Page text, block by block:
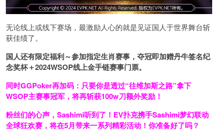
无论线上或线下赛场，最激励人心的就是见证国人于世界舞台斩
获佳绩了。
国人还有限定福利～参加指定生肖赛事，夺冠即加赠丹牛签名纪
念奖杯＋2024WSOP线上金手链赛事门票。
同时GGPoker再加码：只要你是透过“往维加斯之路”拿下
WSOP主赛事冠军，将再斩获100w刀额外奖励！
粉丝们的心声，Sashimi听到了！EV扑克携手Sashimi梦幻联动
全球狂欢赛，将在5月带来一系列精彩活动！你准备好了吗？